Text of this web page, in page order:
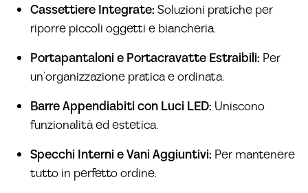
Cassettiere Integrate: Soluzioni pratiche per
riporre piccoli oggetti e biancheria.
Portapantaloni e Portacravatte Estraibili: Per
un’organizzazione pratica e ordinata.
Barre Appendiabiti con Luci LED: Uniscono
funzionalità ed estetica.
Specchi Interni e Vani Aggiuntivi: Per mantenere
tutto in perfetto ordine.